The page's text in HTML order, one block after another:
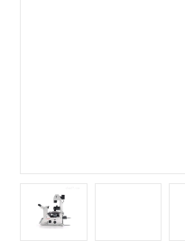
奥林巴斯BX41荧光显微镜